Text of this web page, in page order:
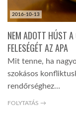
2016-10-13
NEM ADOTT HÚST A
FELESÉGÉT AZ APA
Mit tenne, ha
szokásos
rendőrséghez…
FOLYTATÁS →